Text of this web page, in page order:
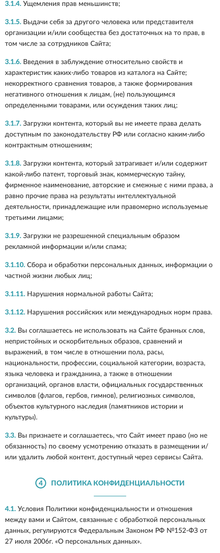
3.1.4. Ущемления прав меньшинств;
3.1.5. Выдачи себя за другого человека или представителя
организации и/или сообщества без достаточных на то прав, в
том числе за сотрудников Сайта;
3.1.6. Введения в заблуждение относительно свойств и
характеристик каких-либо товаров из каталога на Сайте;
некорректного сравнения товаров, а также формирования
негативного отношения к лицам, (не) пользующимся
определенными товарами, или осуждения таких лиц;
3.1.7. Загрузки контента, который вы не имеете права делать
доступным по законодательству РФ или согласно каким-либо
контрактным отношениям;
3.1.8. Загрузки контента, который затрагивает и/или содержит
какой-либо патент, торговый знак, коммерческую тайну,
фирменное наименование, авторские и смежные с ними права, а
равно прочие права на результаты интеллектуальной
деятельности, принадлежащие или правомерно используемые
третьими лицами;
3.1.9. Загрузки не разрешенной специальным образом
рекламной информации и/или спама;
3.1.10. Сбора и обработки персональных данных, информации о
частной жизни любых лиц;
3.1.11. Нарушения нормальной работы Сайта;
3.1.12. Нарушения российских или международных норм права.
3.2. Вы соглашаетесь не использовать на Сайте бранных слов,
непристойных и оскорбительных образов, сравнений и
выражений, в том числе в отношении пола, расы,
национальности, профессии, социальной категории, возраста,
языка человека и гражданина, а также в отношении
организаций, органов власти, официальных государственных
символов (флагов, гербов, гимнов), религиозных символов,
объектов культурного наследия (памятников истории и
культуры).
3.3. Вы признаете и соглашаетесь, что Сайт имеет право (но не
обязанность) по своему усмотрению отказать в размещении и/
или удалить любой контент, доступный через сервисы Сайта.
4 ПОЛИТИКА КОНФИДЕНЦИАЛЬНОСТИ
4.1. Условия Политики конфиденциальности и отношения
между вами и Сайтом, связанные с обработкой персональных
данных, регулируются Федеральным Законом РФ №152-ФЗ от
27 июля 2006г. «О персональных данных».